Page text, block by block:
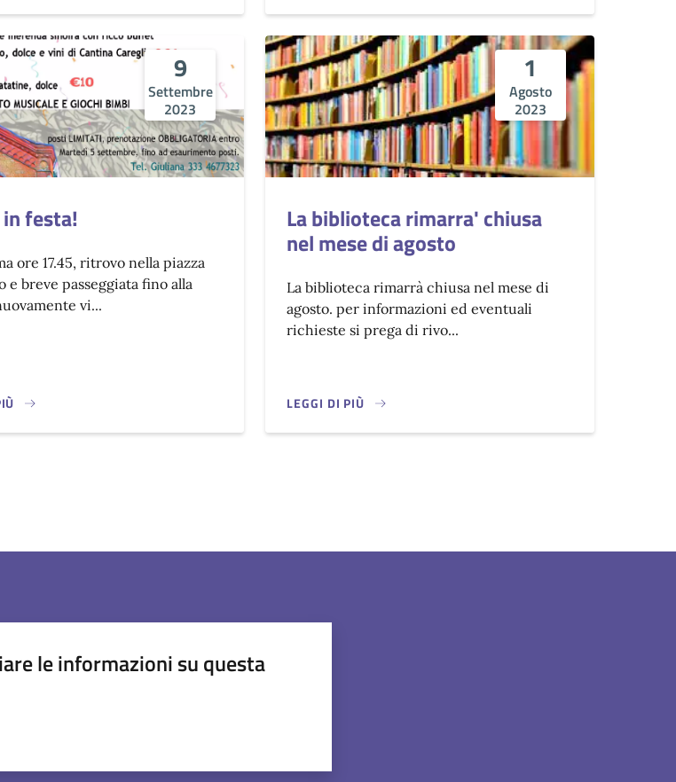
9
Settembre
2023
festa!
ore 17.45, ritrovo nella piazza
e breve passeggiata fino alla
vi...
1
Agosto
2023
La biblioteca rimarra' chiusa
nel mese di agosto
La biblioteca rimarrà chiusa nel mese di
agosto. per informazioni ed eventuali
richieste si prega di rivo...
LEGGI DI PIÙ
le informazioni su questa